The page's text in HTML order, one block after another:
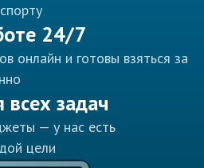
24/7
онлайн и готовы взяться за
задач
— у нас есть
цели